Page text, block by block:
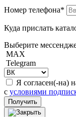
Номер телефона*
Куда прислать
Выберите
MAX
Telegram
Я согласен(-на)
с условиями